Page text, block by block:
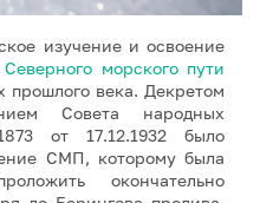
изучение и освоение
Северного морского пути
прошлого века. Декретом
Совета народных
от 17.12.1932 было
СМП, которому была
окончательно